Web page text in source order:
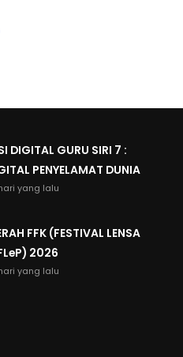
DIGITAL GURU SIRI 7 :
PENYELAMAT DUNIA
yang lalu
FFK (FESTIVAL LENSA
2026
yang lalu